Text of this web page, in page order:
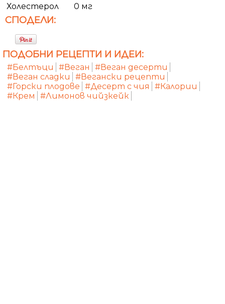
Холестерол
0 мг
СПОДЕЛИ:
ПОДОБНИ РЕЦЕПТИ И ИДЕИ:
#Белтъци #Веган
#Веган десерти
#Веган сладки
#Вегански рецепти
#Горски плодове #Десерт с чия
#Калории
#Крем
#Лимонов чийзкейк